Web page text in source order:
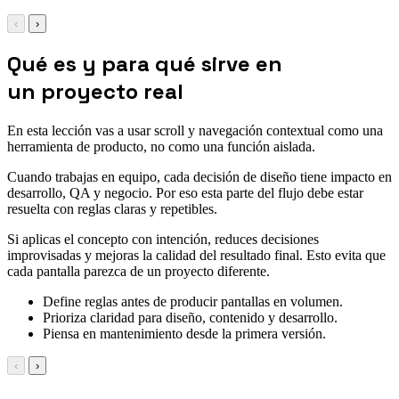
‹ ›
Qué es y para qué sirve en
un proyecto real
En esta lección vas a usar scroll y navegación contextual como una
herramienta de producto, no como una función aislada.
Cuando trabajas en equipo, cada decisión de diseño tiene impacto en
desarrollo, QA y negocio. Por eso esta parte del flujo debe estar
resuelta con reglas claras y repetibles.
Si aplicas el concepto con intención, reduces decisiones
improvisadas y mejoras la calidad del resultado final. Esto evita que
cada pantalla parezca de un proyecto diferente.
Define reglas antes de producir pantallas en volumen.
Prioriza claridad para diseño, contenido y desarrollo.
Piensa en mantenimiento desde la primera versión.
‹ ›